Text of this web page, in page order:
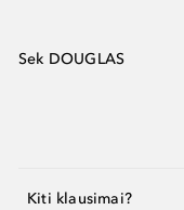
Sek DOUGLAS
Kiti klausimai?